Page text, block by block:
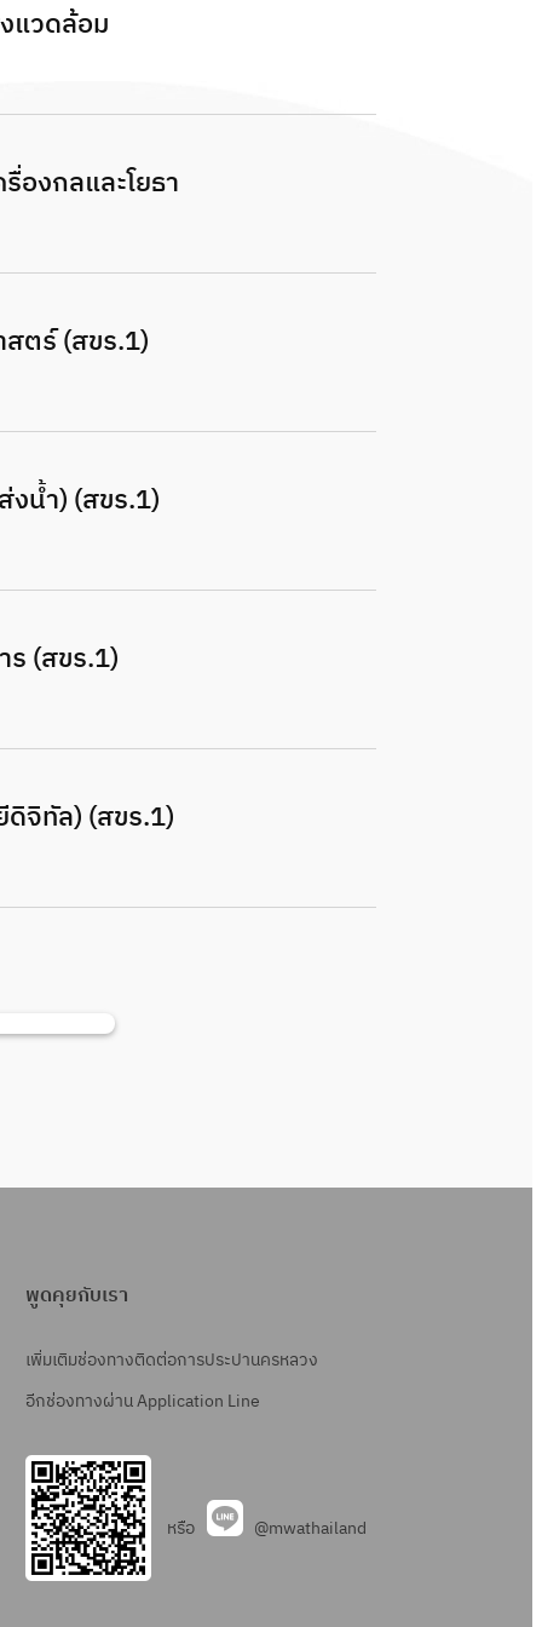
แวดล้อม
องกลและโยธา
ตร์ (สขร.1)
น้ำ) (สขร.1)
ร (สขร.1)
ดิจิทัล) (สขร.1)
พูดคุยกับเรา
เพิ่มเติมช่องทางติดต่อการประปานครหลวง
อีกช่องทางผ่าน Application Line
หรือ @mwathailand